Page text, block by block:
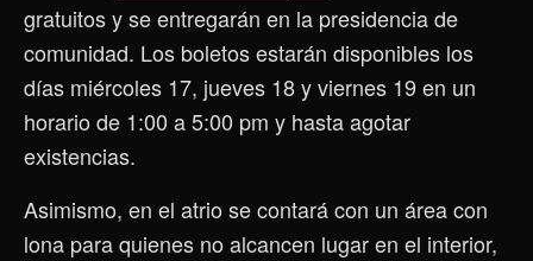
gratuitos y se entregarán en la presidencia de
comunidad. Los boletos estarán disponibles los
días miércoles 17, jueves 18 y viernes 19 en un
horario de 1:00 a 5:00 pm y hasta agotar
existencias.
Asimismo, en el atrio se contará con un área con
lona para quienes no alcancen lugar en el interior,